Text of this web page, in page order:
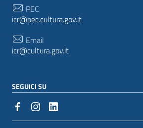
PEC
icr@pec.cultura.gov.it
Email
icr@cultura.gov.it
SEGUICI SU